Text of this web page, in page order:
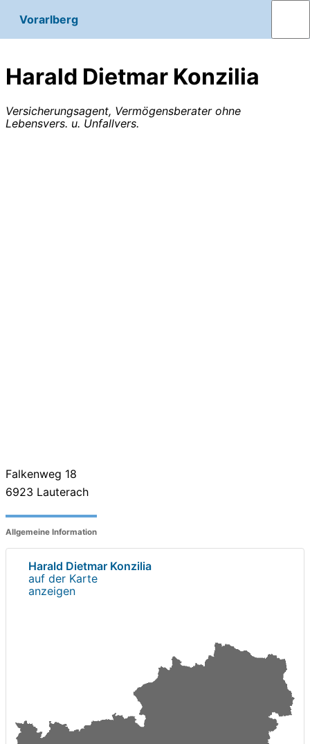
Vorarlberg
Harald Dietmar Konzilia
Versicherungsagent, Vermögensberater ohne
Lebensvers. u. Unfallvers.
Falkenweg 18
6923 Lauterach
Allgemeine Information
Harald Dietmar Konzilia
auf der Karte
anzeigen